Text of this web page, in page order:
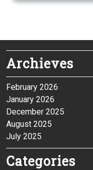
Archieves
February 2026
January 2026
December 2025
August 2025
July 2025
Categories